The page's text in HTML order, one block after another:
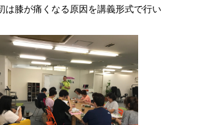
は膝が痛くなる原因を講義形式で行い